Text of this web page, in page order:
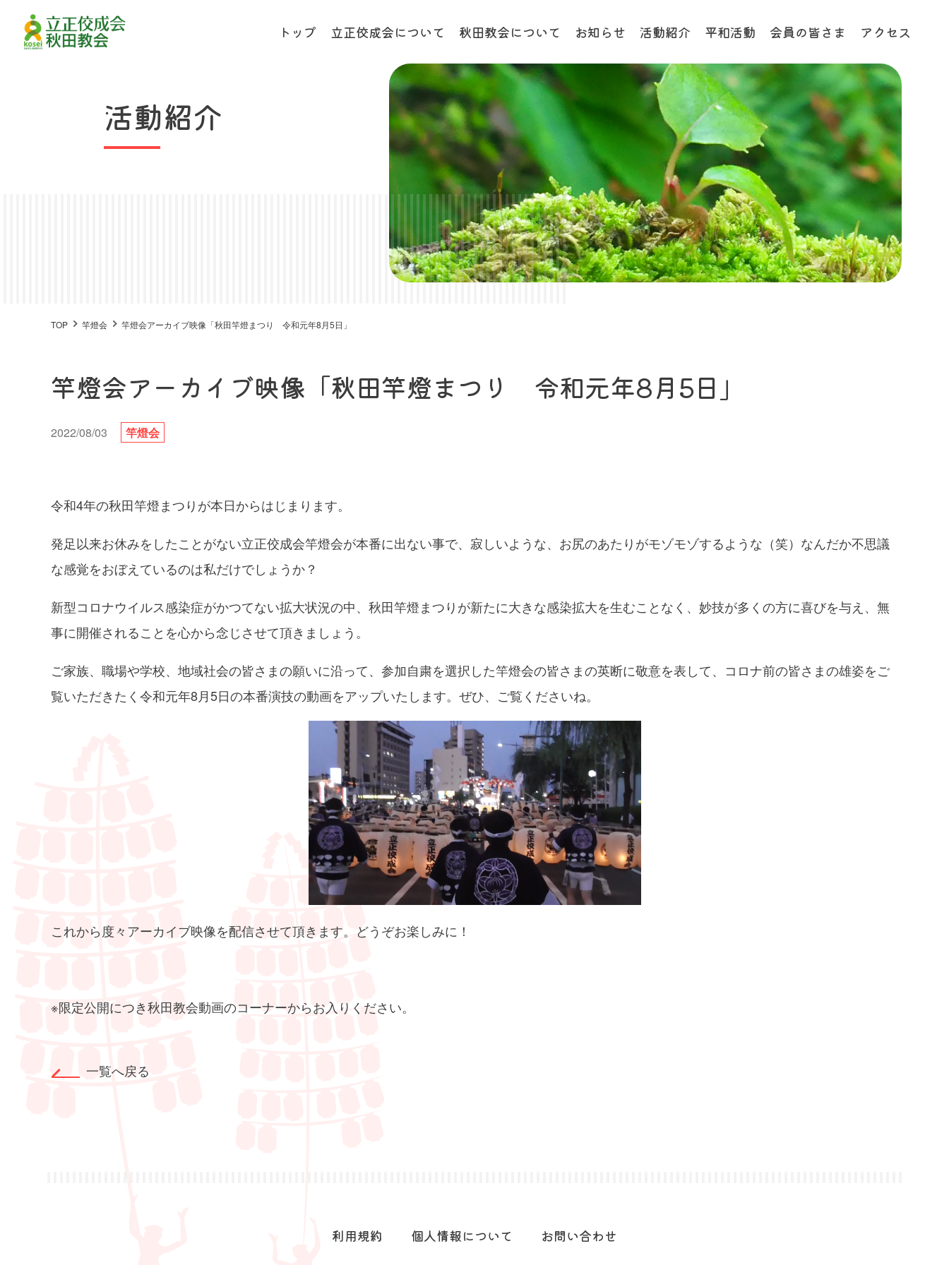
トップ 立正佼成会について 秋田教会について お知らせ 活動紹介 平和活動 会員の皆さま アクセス
活動紹介
TOP 竿燈会 竿燈会アーカイブ映像「秋田竿燈まつり 令和元年8月5日」
竿燈会アーカイブ映像「秋田竿燈まつり 令和元年8月5日」
2022/08/03 竿燈会
令和4年の秋田竿燈まつりが本日からはじまります。
発足以来お休みをしたことがない立正佼成会竿燈会が本番に出ない事で、寂しいような、お尻のあたりがモゾモゾするような（笑）なんだか不思議
な感覚をおぼえているのは私だけでしょうか？
新型コロナウイルス感染症がかつてない拡大状況の中、秋田竿燈まつりが新たに大きな感染拡大を生むことなく、妙技が多くの方に喜びを与え、無
事に開催されることを心から念じさせて頂きましょう。
ご家族、職場や学校、地域社会の皆さまの願いに沿って、参加自粛を選択した竿燈会の皆さまの英断に敬意を表して、コロナ前の皆さまの雄姿をご
覧いただきたく令和元年8月5日の本番演技の動画をアップいたします。ぜひ、ご覧くださいね。
これから度々アーカイブ映像を配信させて頂きます。どうぞお楽しみに！
※限定公開につき秋田教会動画のコーナーからお入りください。
一覧へ戻る
利用規約 個人情報について お問い合わせ